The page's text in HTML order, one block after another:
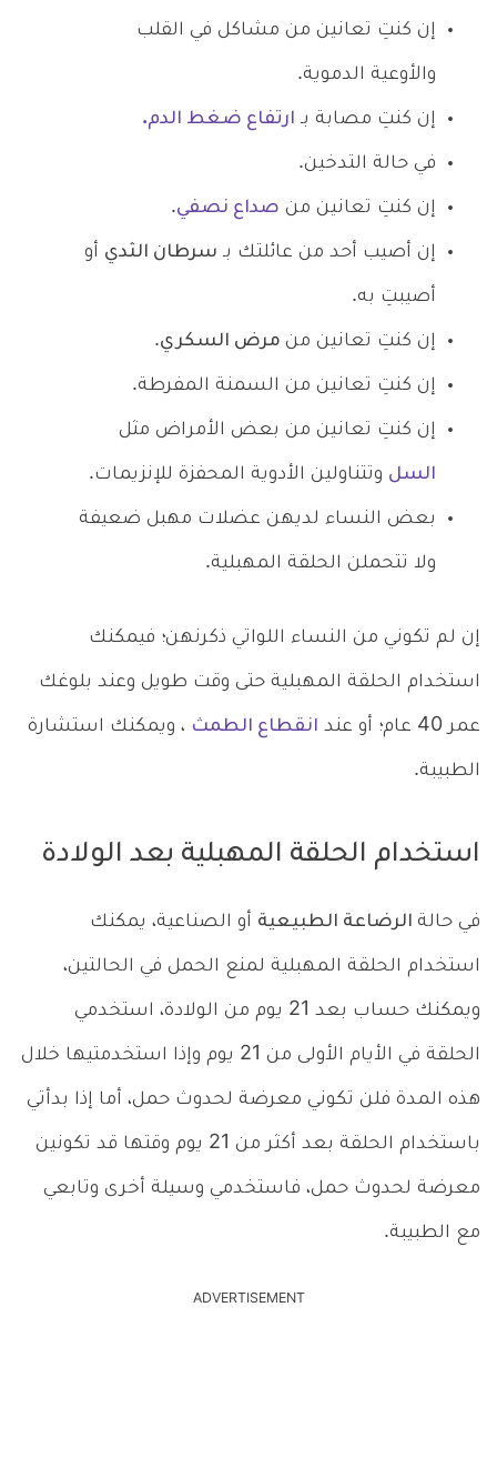
إن كنتِ تعانين من مشاكل في القلب
والأوعية الدموية.
إن كنتِ مصابة بـ ارتفاع ضغط الدم.
في حالة التدخين.
إن كنتِ تعانين من صداع نصفي.
إن أصيب أحد من عائلتك بـ سرطان الثدي أو
أصيبتِ به.
إن كنتِ تعانين من مرض السكري.
إن كنتِ تعانين من السمنة المفرطة.
إن كنتِ تعانين من بعض الأمراض مثل
السل وتتناولين الأدوية المحفزة للإنزيمات.
بعض النساء لديهن عضلات مهبل ضعيفة
ولا تتحملن الحلقة المهبلية.
إن لم تكوني من النساء اللواتي ذكرنهن؛ فيمكنك
استخدام الحلقة المهبلية حتى وقت طويل وعند بلوغك
عمر 40 عام؛ أو عند انقطاع الطمث ، ويمكنك استشارة
الطبيبة.
استخدام الحلقة المهبلية بعد الولادة
في حالة الرضاعة الطبيعية أو الصناعية، يمكنك
استخدام الحلقة المهبلية لمنع الحمل في الحالتين،
ويمكنك حساب بعد 21 يوم من الولادة، استخدمي
الحلقة في الأيام الأولى من 21 يوم وإذا استخدمتيها خلال
هذه المدة فلن تكوني معرضة لحدوث حمل، أما إذا بدأتي
باستخدام الحلقة بعد أكثر من 21 يوم وقتها قد تكونين
معرضة لحدوث حمل، فاستخدمي وسيلة أخرى وتابعي
مع الطبيبة.
ADVERTISEMENT